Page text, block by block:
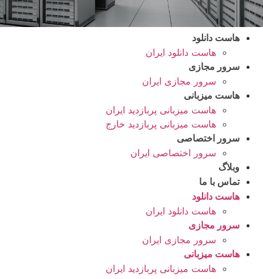
هاست دانلود
هاست دانلود ایران
سرور مجازی
سرور مجازی ایران
هاست میزبانی
هاست میزبانی پربازدید ایران
هاست میزبانی پربازدید خارج
سرور اختصاصی
سرور اختصاصی ایران
وبلاگ
تماس با ما
هاست دانلود
هاست دانلود ایران
سرور مجازی
سرور مجازی ایران
هاست میزبانی
هاست میزبانی پربازدید ایران